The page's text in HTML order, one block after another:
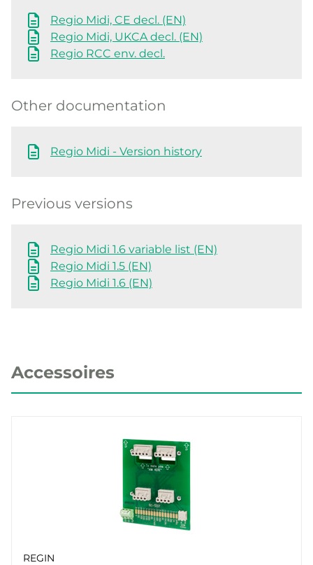
Regio Midi, CE decl. (EN)
Regio Midi, UKCA decl. (EN)
Regio RCC env. decl.
Other documentation
Regio Midi - Version history
Previous versions
Regio Midi 1.6 variable list (EN)
Regio Midi 1.5 (EN)
Regio Midi 1.6 (EN)
Accessoires
REGIN